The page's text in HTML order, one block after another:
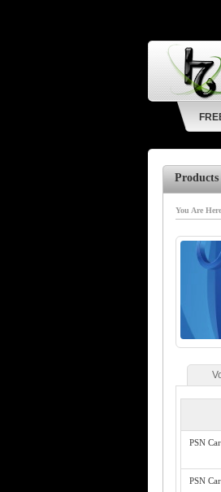
Products
You Are
PSN
PSN